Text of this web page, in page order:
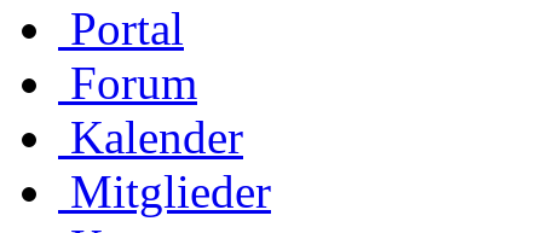
Portal
Forum
Kalender
Mitglieder